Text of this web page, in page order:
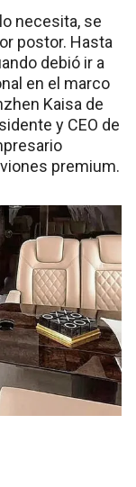
necesita, se
postor. Hasta
debió ir a
en el marco
Kaisa de
y CEO de
premium.